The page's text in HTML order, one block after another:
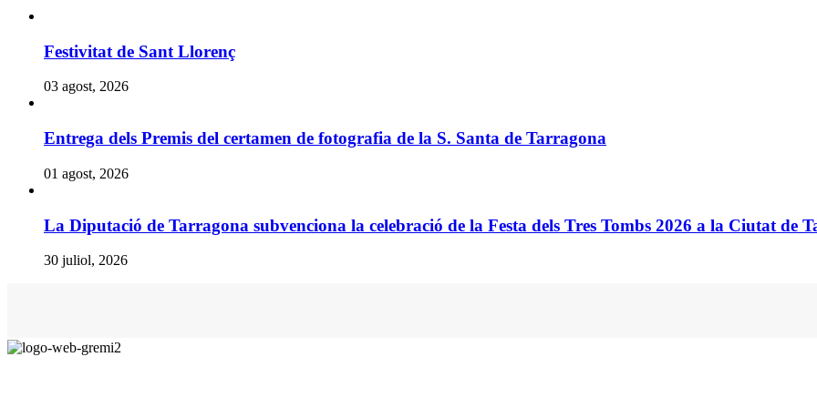
Festivitat de Sant Llorenç
03 agost, 2026
Entrega dels Premis del certamen de fotografia de la S. Santa de Tarragona
01 agost, 2026
La Diputació de Tarragona subvenciona la celebració de la Festa dels Tres Tombs 2026 a la Ciutat de
30 juliol, 2026